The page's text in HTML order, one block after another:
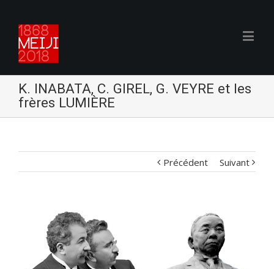
K. INABATA, C. GIREL, G. VEYRE et les
frères LUMIÈRE
Précédent Suivant
l'image
agrandie